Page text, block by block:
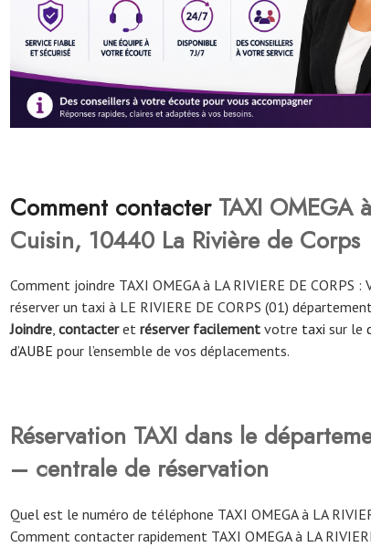
Comment contacterTAXI OMEGA
Cuisin, 10440 La Rivière de Corps
Comment joindre TAXI OMEGA à LA RIVIERE DE CORPS :
réserver un taxi à LE RIVIERE DE CORPS (01) département
Joindre, contacteret réserver facilement votre taxi sur le
d’AUBE pour l’ensemble de vos déplacements.
Réservation TAXI dans le
– centrale de réservation
Quel est le numéro de téléphone TAXI OMEGA à LA
Comment contacter rapidement TAXI OMEGA à LA